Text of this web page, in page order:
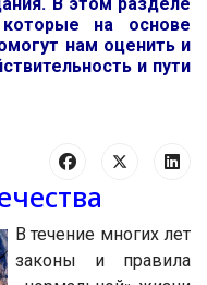
на основе
нам оценить и
и пути
В течение многих лет
законы и правила